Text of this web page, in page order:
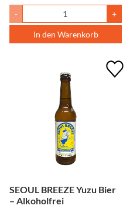
- +
In den Warenkorb
SEOUL BREEZE Yuzu Bier
– Alkoholfrei